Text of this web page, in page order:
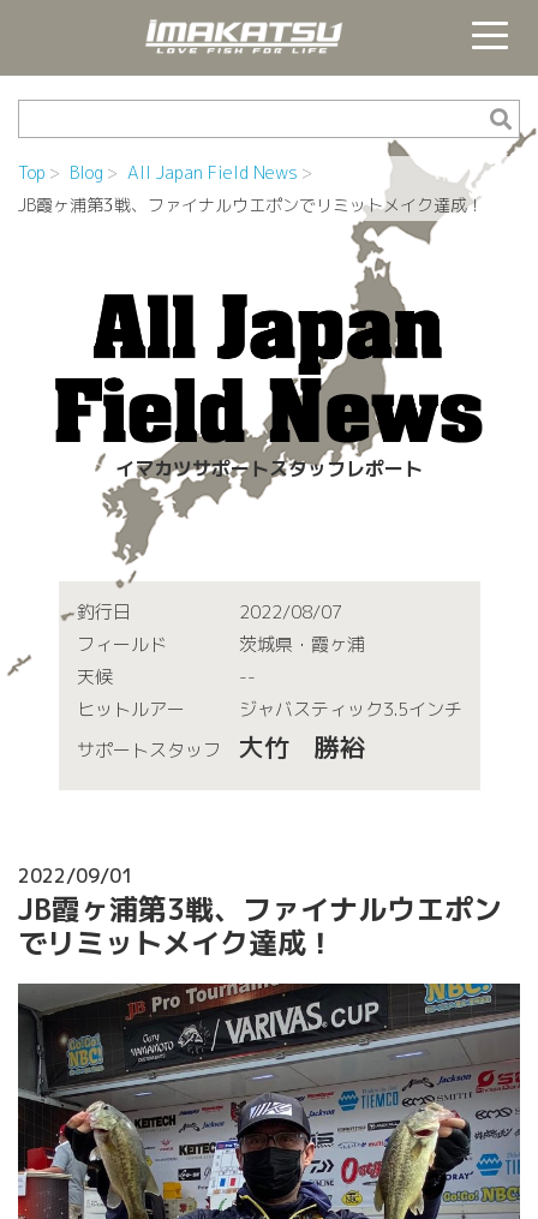
Top Blog
All Japan Field News
JB霞ヶ浦第3戦、ファイナルウエポンでリミットメイク達成！
イマカツサポートスタッフレポート
釣行日
2022/08/07
フィールド
茨城県・霞ヶ浦
天候
--
ヒットルアー
ジャバスティック3.5インチ
サポートスタッフ
大竹 勝裕
2022/09/01
JB霞ヶ浦第3戦、ファイナルウエポン
でリミットメイク達成！